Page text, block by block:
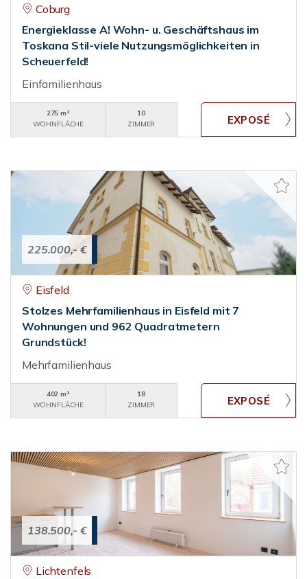
Coburg
Energieklasse A! Wohn- u. Geschäftshaus im
Toskana Stil-viele Nutzungsmöglichkeiten in
Scheuerfeld!
Einfamilienhaus
275 m²
WOHNFLÄCHE
10
ZIMMER
225.000,- €
Eisfeld
Stolzes Mehrfamilienhaus in Eisfeld mit 7
Wohnungen und 962 Quadratmetern
Grundstück!
Mehrfamilienhaus
402 m²
WOHNFLÄCHE
18
ZIMMER
138.500,- €
Lichtenfels